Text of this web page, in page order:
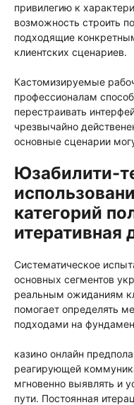
привилегию к
возможность строить
подходящие
клиентских сценариев.
Кастомизируемые
профессионалам
перестраивать
чрезвычайно
основные сценарии
Юзабилити-
категорий
итеративная
Систематическое
основных сегментов
реальным ожиданиям
помогает определять
подходами на
казино онлайн
реагирующей
мгновенно выявлять и
пути. Постоянная